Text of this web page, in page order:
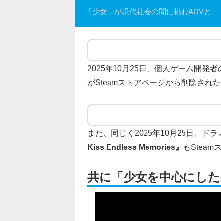
「少女」が現代社会の闇に挑むADVと
2025年10月25日、個人ゲーム開発
がSteamストアページから削除された
また、同じく2025年10月25日、ド
Kiss Endless Memories』
もSteam
共に「少女を中心にし